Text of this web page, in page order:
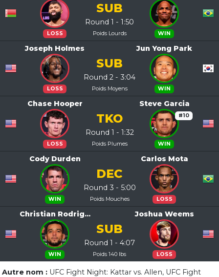
LOSS WIN
SUB
Round 1 - 1:50
Poids Lourds
Joseph Holmes
LOSS
Jun Yong Park
WIN
SUB
Round 2 - 3:04
Poids Moyens
Chase Hooper
LOSS
Steve Garcia
#10
WIN
TKO
Round 1 - 1:32
Poids Plumes
Cody Durden
WIN
Carlos Mota
LOSS
DEC
Round 3 - 5:00
Poids Mouches
Christian Rodrig...
WIN
Joshua Weems
LOSS
SUB
Round 1 - 4:07
Poids 140 lbs
Autre nom : UFC Fight Night: Kattar vs. Allen, UFC Fight